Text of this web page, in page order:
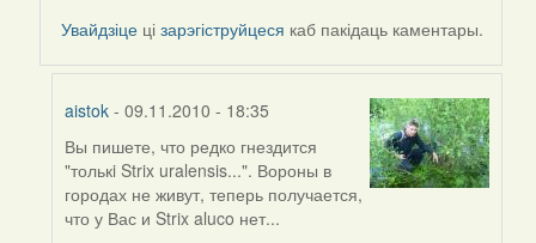
Увайдзіце цізарэгіструйцеся каб пакідаць каментары.
aistok- 09.11.2010 - 18:35
In
reply
to
by
Вы пишете, что редко гнездится
"толькi Strix uralensis...". Вороны в
городах не живут, теперь получается,
что у Вас и Strix aluco нет...